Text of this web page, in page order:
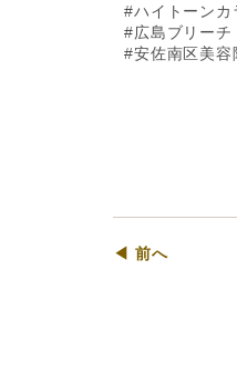
#ハイトーン
#広島ブリー
#安佐南区美
◀ 前へ